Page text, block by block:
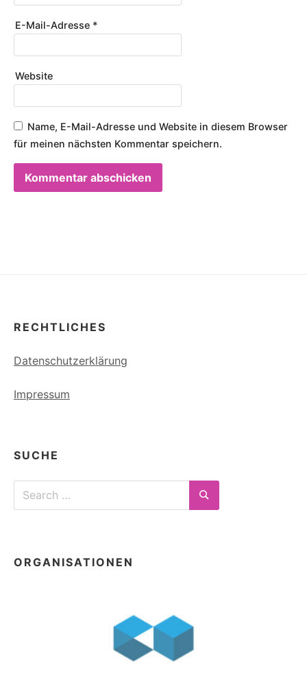
E-Mail-Adresse *
Website
Name, E-Mail-Adresse und Website in diesem Browser
für meinen nächsten Kommentar speichern.
RECHTLICHES
Datenschutzerklärung
Impressum
SUCHE
Search
Search
ORGANISATIONEN